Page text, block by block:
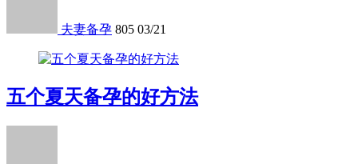
夫妻备孕 805 03/21
五个夏天备孕的好方法